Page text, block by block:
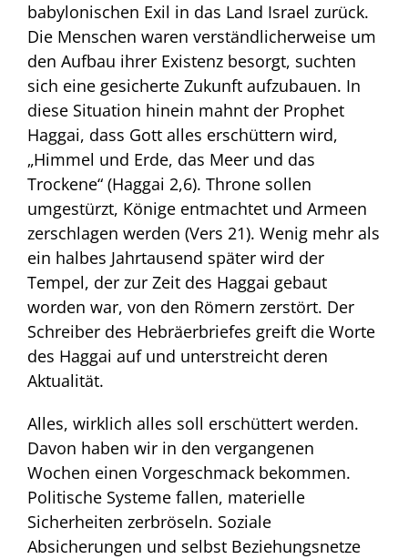
babylonischen Exil in das Land Israel zurück.
Die Menschen waren verständlicherweise um
den Aufbau ihrer Existenz besorgt, suchten
sich eine gesicherte Zukunft aufzubauen. In
diese Situation hinein mahnt der Prophet
Haggai, dass Gott alles erschüttern wird,
„Himmel und Erde, das Meer und das
Trockene“ (Haggai 2,6). Throne sollen
umgestürzt, Könige entmachtet und Armeen
zerschlagen werden (Vers 21). Wenig mehr als
ein halbes Jahrtausend später wird der
Tempel, der zur Zeit des Haggai gebaut
worden war, von den Römern zerstört. Der
Schreiber des Hebräerbriefes greift die Worte
des Haggai auf und unterstreicht deren
Aktualität.
Alles, wirklich alles soll erschüttert werden.
Davon haben wir in den vergangenen
Wochen einen Vorgeschmack bekommen.
Politische Systeme fallen, materielle
Sicherheiten zerbröseln. Soziale
Absicherungen und selbst Beziehungsnetze